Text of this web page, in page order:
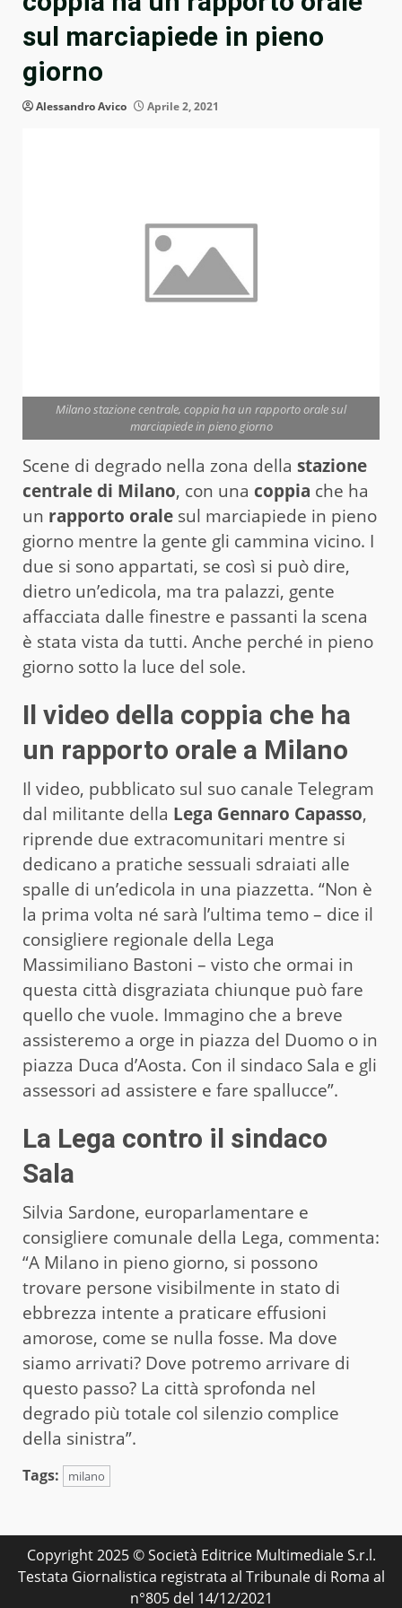
sul marciapiede in pieno
giorno
Alessandro Avico Aprile 2, 2021
Milano stazione centrale, coppia ha un rapporto orale sul
marciapiede in pieno giorno
Scene di degrado nella zona della stazione
centrale di Milano, con una coppia che ha
un rapporto orale sul marciapiede in pieno
giorno mentre la gente gli cammina vicino. I
due si sono appartati, se così si può dire,
dietro un’edicola, ma tra palazzi, gente
affacciata dalle finestre e passanti la scena
è stata vista da tutti. Anche perché in pieno
giorno sotto la luce del sole.
Il video della coppia che ha
un rapporto orale a Milano
Il video, pubblicato sul suo canale Telegram
dal militante della Lega Gennaro Capasso,
riprende due extracomunitari mentre si
dedicano a pratiche sessuali sdraiati alle
spalle di un’edicola in una piazzetta. “Non è
la prima volta né sarà l’ultima temo – dice il
consigliere regionale della Lega
Massimiliano Bastoni – visto che ormai in
questa città disgraziata chiunque può fare
quello che vuole. Immagino che a breve
assisteremo a orge in piazza del Duomo o in
piazza Duca d’Aosta. Con il sindaco Sala e gli
assessori ad assistere e fare spallucce”.
La Lega contro il sindaco
Sala
Silvia Sardone, europarlamentare e
consigliere comunale della Lega, commenta:
“A Milano in pieno giorno, si possono
trovare persone visibilmente in stato di
ebbrezza intente a praticare effusioni
amorose, come se nulla fosse. Ma dove
siamo arrivati? Dove potremo arrivare di
questo passo? La città sprofonda nel
degrado più totale col silenzio complice
della sinistra”.
Tags: milano
Copyright 2025 © Società Editrice Multimediale S.r.l.
Testata Giornalistica registrata al Tribunale di Roma al
n°805 del 14/12/2021